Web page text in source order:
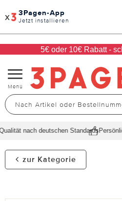
x 3Pagen-App
Jetzt installieren
5€ oder 10€ Rabatt -
Navigation
umschalten
Menü
nach deutschen Standards
zur Kategorie